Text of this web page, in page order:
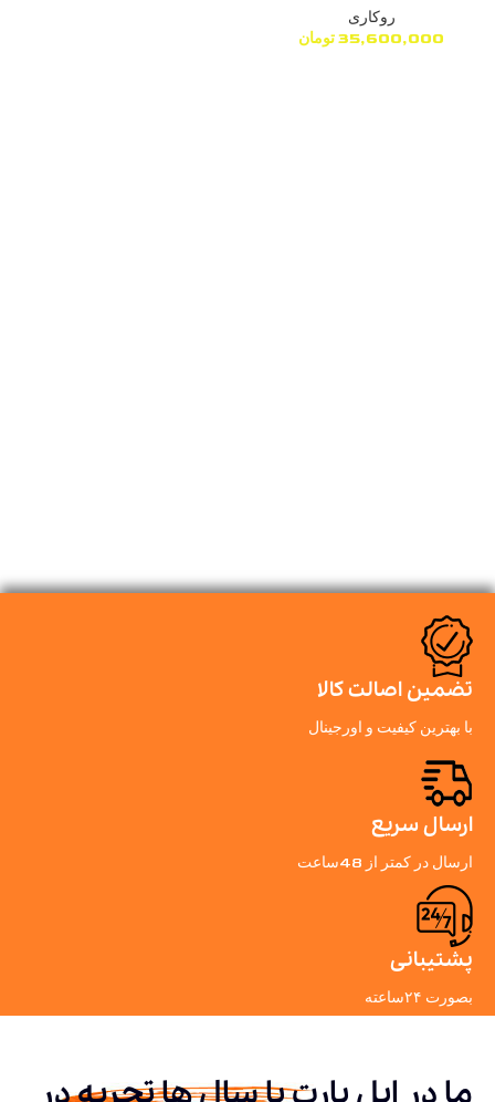
روکاری
35,600,000تومان
تضمین اصالت کالا
با بهترین کیفیت و اورجینال
ارسال سریع
ارسال در کمتر از 48ساعت
پشتیبانی
بصورت ۲۴ساعته